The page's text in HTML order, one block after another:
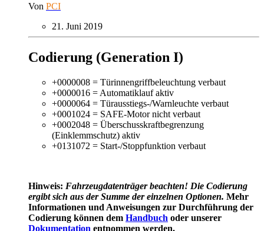
Von PCI
21. Juni 2019
Codierung (Generation I)
+0000008 = Türinnengriffbeleuchtung verbaut
+0000016 = Automatiklauf aktiv
+0000064 = Türausstiegs-/Warnleuchte verbaut
+0001024 = SAFE-Motor nicht verbaut
+0002048 = Überschusskraftbegrenzung
(Einklemmschutz) aktiv
+0131072 = Start-/Stoppfunktion verbaut
Hinweis: Fahrzeugdatenträgerbeachten! Die Codierung
ergibt sich aus der Summe der einzelnen Optionen. Mehr
Informationen und Anweisungen zur Durchführung der
Codierung können dem Handbuch oder unserer
Dokumentation entnommen werden.